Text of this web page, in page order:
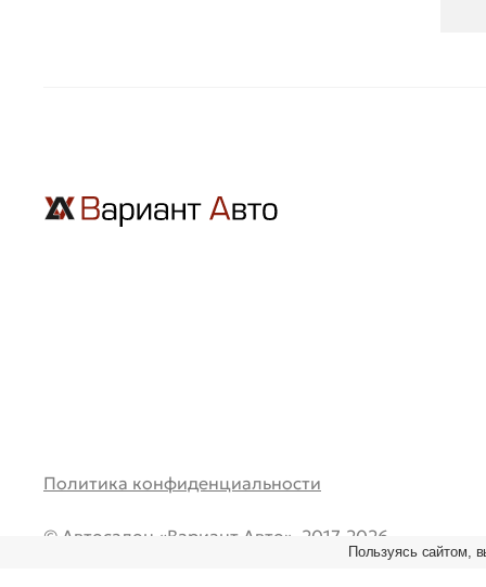
Политика конфиденциальности
© Автосалон «Вариант Авто», 2017-2026.
Все права защищены. Перепечатка и любое
Пользуясь сайтом,